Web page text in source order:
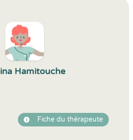
Hamitouche
Fiche du thérapeute